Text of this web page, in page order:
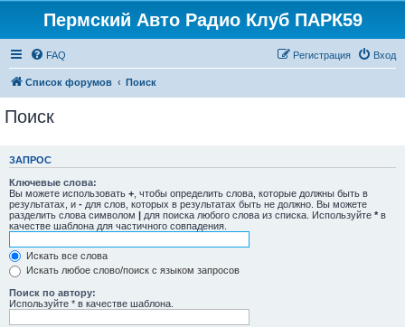
Пермский Авто Радио Клуб ПАРК59
FAQ Вход
Регистрация
Список форумов Поиск
Поиск
ЗАПРОС
Ключевые слова:
Вы можете использовать + , чтобы определить слова, которые должны быть в
результатах, и - для слов, которых в результатах быть не должно. Вы можете
разделить слова символом | для поиска любого слова из списка. Используйте * в
качестве шаблона для частичного совпадения.
Искать все слова
Искать любое слово/поиск с языком запросов
Поиск по автору:
Используйте * в качестве шаблона.